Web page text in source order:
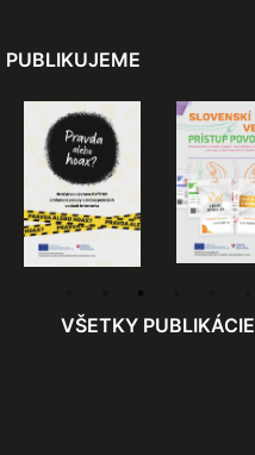
PUBLIKUJEME
VŠETKY PUBLIKÁCIE